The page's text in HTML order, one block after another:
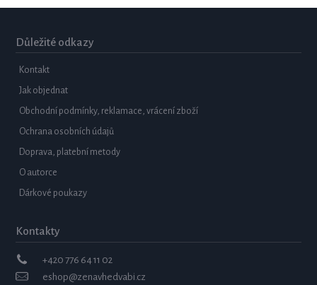
Důležité odkazy
Kontakt
Jak objednat
Obchodní podmínky, reklamace, vrácení zboží
Ochrana osobních údajů
Doprava, platební metody
O autorce
Dárkové poukazy
Kontakty
+420 776 64 11 02
eshop@zenavhedvabi.cz